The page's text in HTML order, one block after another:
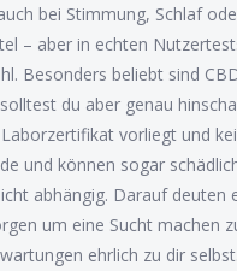
bei Stimmung, Schlaf
– aber in echten
Besonders beliebt sind
du aber genau
vorliegt und
und können sogar
abhängig. Darauf
um eine Sucht machen
ehrlich zu dir